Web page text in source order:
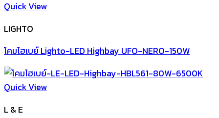
Quick View
LIGHTO
โคมไฮเบย์ Lighto-LED Highbay UFO-NERO-150W
Quick View
L & E